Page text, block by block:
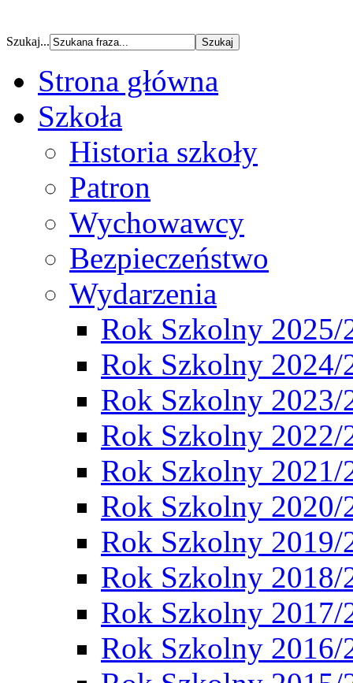
Szukaj...
Strona główna
Szkoła
Historia szkoły
Patron
Wychowawcy
Bezpieczeństwo
Wydarzenia
Rok Szkolny 2025/
Rok Szkolny 2024/
Rok Szkolny 2023/
Rok Szkolny 2022/
Rok Szkolny 2021/
Rok Szkolny 2020/
Rok Szkolny 2019/
Rok Szkolny 2018/
Rok Szkolny 2017/
Rok Szkolny 2016/